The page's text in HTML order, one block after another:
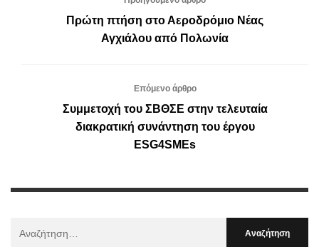
Πρώτη πτήση στο Αεροδρόμιο Νέας
Αγχιάλου από Πολωνία
Επόμενο άρθρο
Συμμετοχή του ΣΒΘΣΕ στην τελευταία
διακρατική συνάντηση του έργου
ESG4SMEs